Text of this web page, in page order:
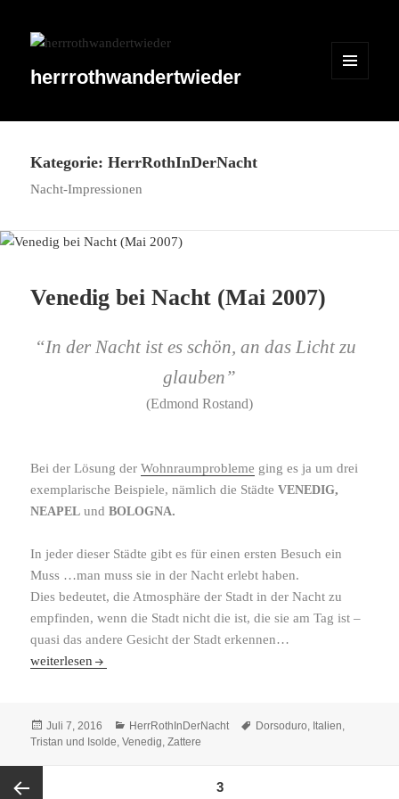
herrrothwandertwieder
Kategorie:HerrRothInDerNacht
Nacht-​Impressionen
Venedig bei Nacht (Mai 2007)
“In der Nacht ist es schön, an das Licht zu
glauben”
(Edmond Rostand)
Bei der Lösung derWohnraumprobleme ging es ja um drei
exem­pla­ri­sche Beispiele, nämlich die StädteVENEDIG,
NEAPEL undBOLOGNA.
In jeder dieser Städte gibt es für einen ersten Besuch ein
Muss …man muss sie in der Nacht erlebt haben.
Dies bedeutet, die Atmosphäre der Stadt in der Nacht zu
empfinden, wenn die Stadt nicht die ist, die sie am Tag ist –
quasi das andere Gesicht der Stadt erkennen…
Venedig bei Nacht (Mai 2007)
weiterlesen
Veröffentlicht
am
Juli 7, 2016 Kategorien
HerrRothInDerNacht Schlagwörter
Dorsoduro, Italien,
Tristan und Isolde,Venedig,Zattere
SEITE3